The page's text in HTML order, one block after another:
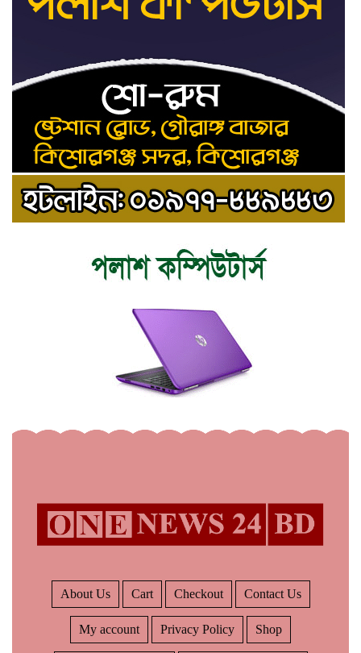
প্রশিক্ষণ কর্মশালা
About Us Cart Checkout Contact Us
My account Privacy Policy Shop